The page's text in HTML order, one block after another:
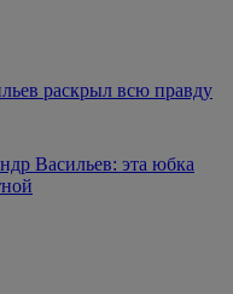
раскрыл всю правду
Васильев: эта юбка